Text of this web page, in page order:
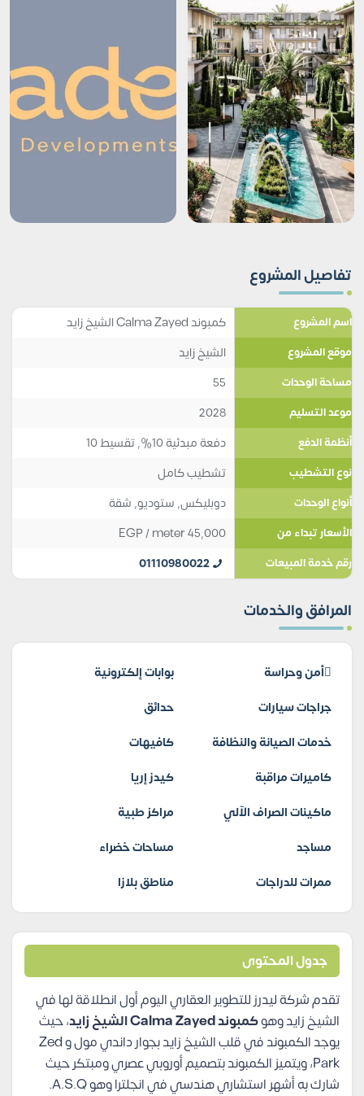
تفاصيل المشروع
اسم المشروع كمبوند Calma Zayed الشيخ زايد
موقع المشروع الشيخ زايد
مساحة الوحدات 55
موعد التسليم 2028
أنظمة الدفع دفعة مبدئية 10%, تقسيط 10
نوع التشطيب تشطيب كامل
أنواع الوحدات دوبليكس, ستوديو, شقة
الأسعار تبداء من 45,000
EGP/ meter
رقم خدمة المبيعات 01110980022
المرافق والخدمات
أمن وحراسة
بوابات إلكترونية
جراجات سيارات
حدائق
خدمات الصيانة والنظافة
كافيهات
كاميرات مراقبة
كيدز إريا
ماكينات الصراف الآلي
مراكز طبية
مساجد
مساحات خضراء
ممرات للدراجات
مناطق بلازا
جدول المحتوى
تقدم شركة ليدرز للتطوير العقاري اليوم أول انطلاقة لها في
الشيخ زايد وهوكمبوند Calma Zayed الشيخ زايد
، حيث
يوجد الكمبوند في قلب الشيخ زايد بجوار داندي مول و Zed
Park، ويتميز الكمبوند بتصميم أوروبي عصري ومبتكر حيث
شارك به أشهر استشاري هندسي في انجلترا وهو A.S.Q.